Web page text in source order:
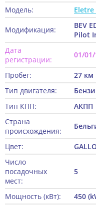
Модель:
Eletre
Модификация:
BEV
Pilot
Дата
регистрации:
01/
Пробег:
27 км
Тип двигателя:
Тип КПП:
АКПП
Страна
происхождения:
Цвет:
Число
посадочных
мест:
5
Мощность (кВт): 450